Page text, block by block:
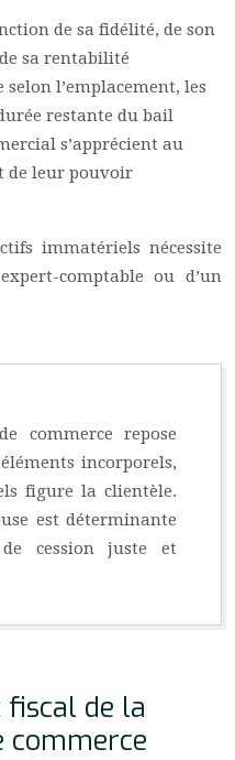
de sa fidélité, de son
sa rentabilité
l’emplacement, les
restante du bail
s’apprécient au
de leur pouvoir
immatériels nécessite
comptable ou d’un
commerce repose
incorporels,
figure la clientèle.
est déterminante
cession juste et
fiscal de la
commerce